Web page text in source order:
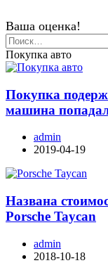
Ваша оценка!
Найти:
Покупка авто
Покупка
машина
admin
2019-04-19
Названа
Porsche Taycan
admin
2018-10-18